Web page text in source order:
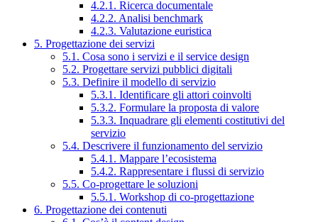
4.2.1. Ricerca documentale
4.2.2. Analisi benchmark
4.2.3. Valutazione euristica
5. Progettazione dei servizi
5.1. Cosa sono i servizi e il service design
5.2. Progettare servizi pubblici digitali
5.3. Definire il modello di servizio
5.3.1. Identificare gli attori coinvolti
5.3.2. Formulare la proposta di valore
5.3.3. Inquadrare gli elementi costitutivi del
servizio
5.4. Descrivere il funzionamento del servizio
5.4.1. Mappare l’ecosistema
5.4.2. Rappresentare i flussi di servizio
5.5. Co-progettare le soluzioni
5.5.1. Workshop di co-progettazione
6. Progettazione dei contenuti